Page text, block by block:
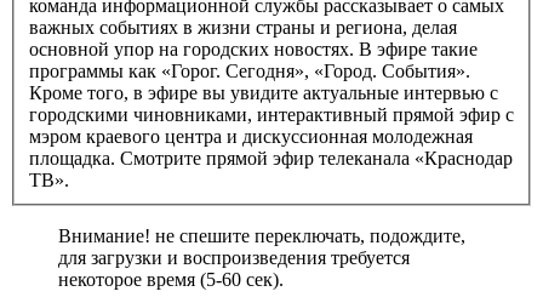
команда информационной службы рассказывает о самых
важных событиях в жизни страны и региона, делая
основной упор на городских новостях. В эфире такие
программы как «Горог. Сегодня», «Город. События».
Кроме того, в эфире вы увидите актуальные интервью с
городскими чиновниками, интерактивный прямой эфир с
мэром краевого центра и дискуссионная молодежная
площадка. Смотрите прямой эфир телеканала «Краснодар
ТВ».
Внимание! не спешите переключать, подождите,
для загрузки и воспроизведения требуется
некоторое время (5-60 сек).